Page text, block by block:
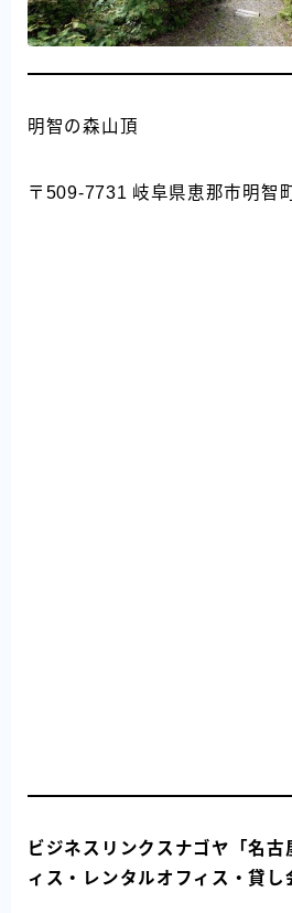
明智の森山頂
〒509-7731 岐阜県恵那市明智
ビジネスリンクスナゴヤ「名古
ィス・レンタルオフィス・貸し